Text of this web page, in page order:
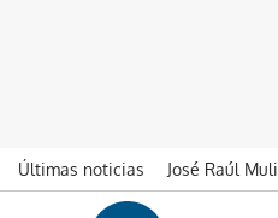
Últimas noticias José Raúl
Ir al contenido